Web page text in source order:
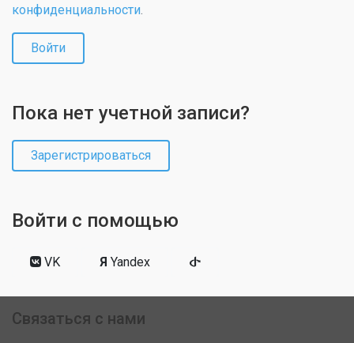
конфиденциальности.
Войти
Пока нет учетной записи?
Зарегистрироваться
Войти с помощью
VK Я Yandex
Связаться с нами